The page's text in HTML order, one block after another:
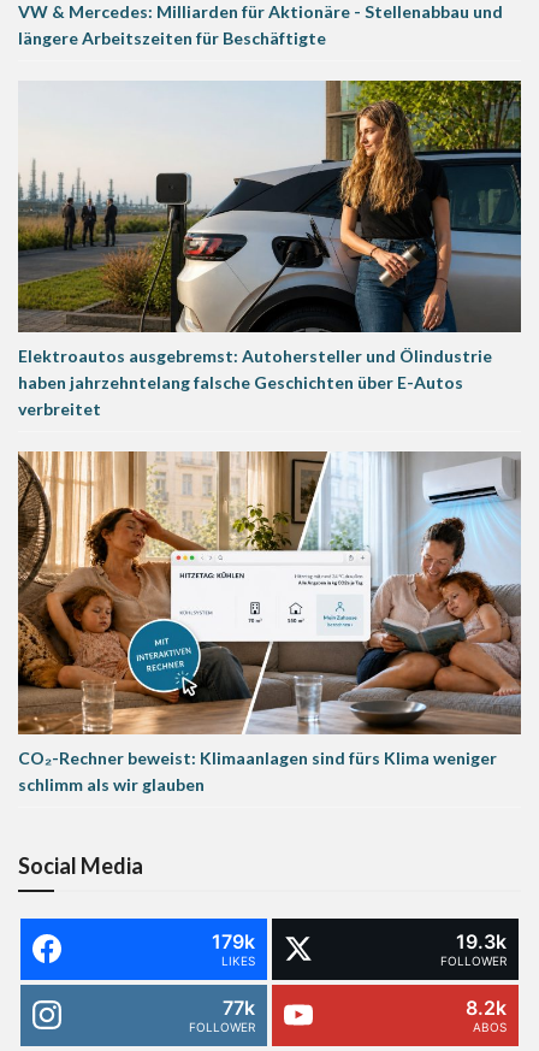
VW & Mercedes: Milliarden für Aktionäre - Stellenabbau und
längere Arbeitszeiten für Beschäftigte
Elektroautos ausgebremst: Autohersteller und Ölindustrie
haben jahrzehntelang falsche Geschichten über E-Autos
verbreitet
CO₂-Rechner beweist: Klimaanlagen sind fürs Klima weniger
schlimm als wir glauben
Social Media
179k
LIKES
19.3k
FOLLOWER
77k
FOLLOWER
8.2k
ABOS